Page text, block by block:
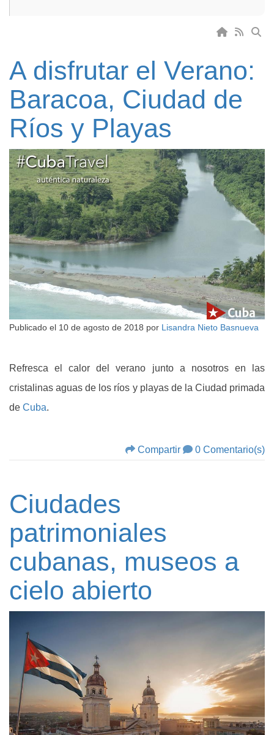
A disfrutar el Verano:
Baracoa, Ciudad de
Ríos y Playas
Publicado el 10 de agosto de 2018 por Lisandra Nieto Basnueva
Refresca el calor del verano junto a nosotros en las
cristalinas aguas de los ríos y playas de la Ciudad primada
de Cuba.
Compartir 0 Comentario(s)
Ciudades
patrimoniales
cubanas, museos a
cielo abierto